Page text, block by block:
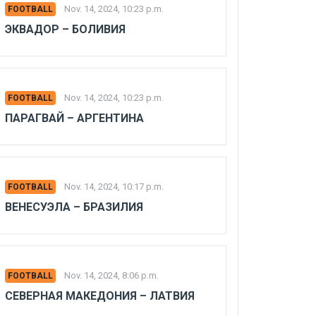
FOOTBALL Nov. 14, 2024, 10:23 p.m.
ЭКВАДОР – БОЛИВИЯ
FOOTBALL Nov. 14, 2024, 10:23 p.m.
ПАРАГВАЙ – АРГЕНТИНА
FOOTBALL Nov. 14, 2024, 10:17 p.m.
ВЕНЕСУЭЛА – БРАЗИЛИЯ
FOOTBALL Nov. 14, 2024, 8:06 p.m.
СЕВЕРНАЯ МАКЕДОНИЯ – ЛАТВИЯ